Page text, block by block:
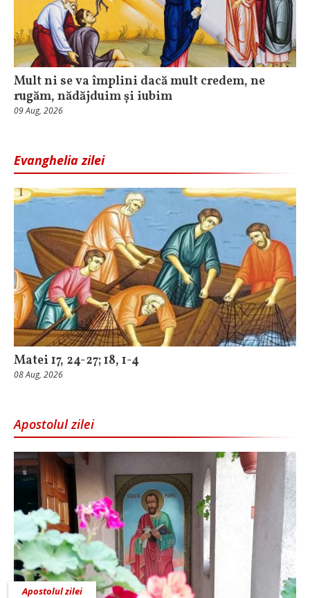
Mult ni se va împlini dacă mult credem, ne
rugăm, nădăjduim și iubim
09 Aug, 2026
Evanghelia zilei
Matei 17, 24-27; 18, 1-4
08 Aug, 2026
Apostolul zilei
Apostolul zilei